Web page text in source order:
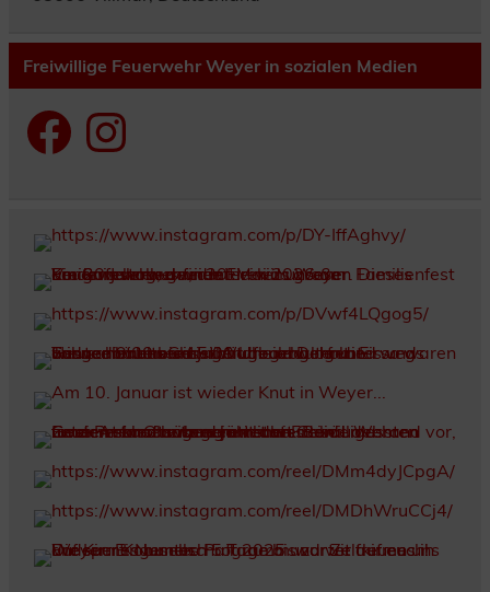
Freiwillige Feuerwehr Weyer in sozialen Medien
FacebookInstagram